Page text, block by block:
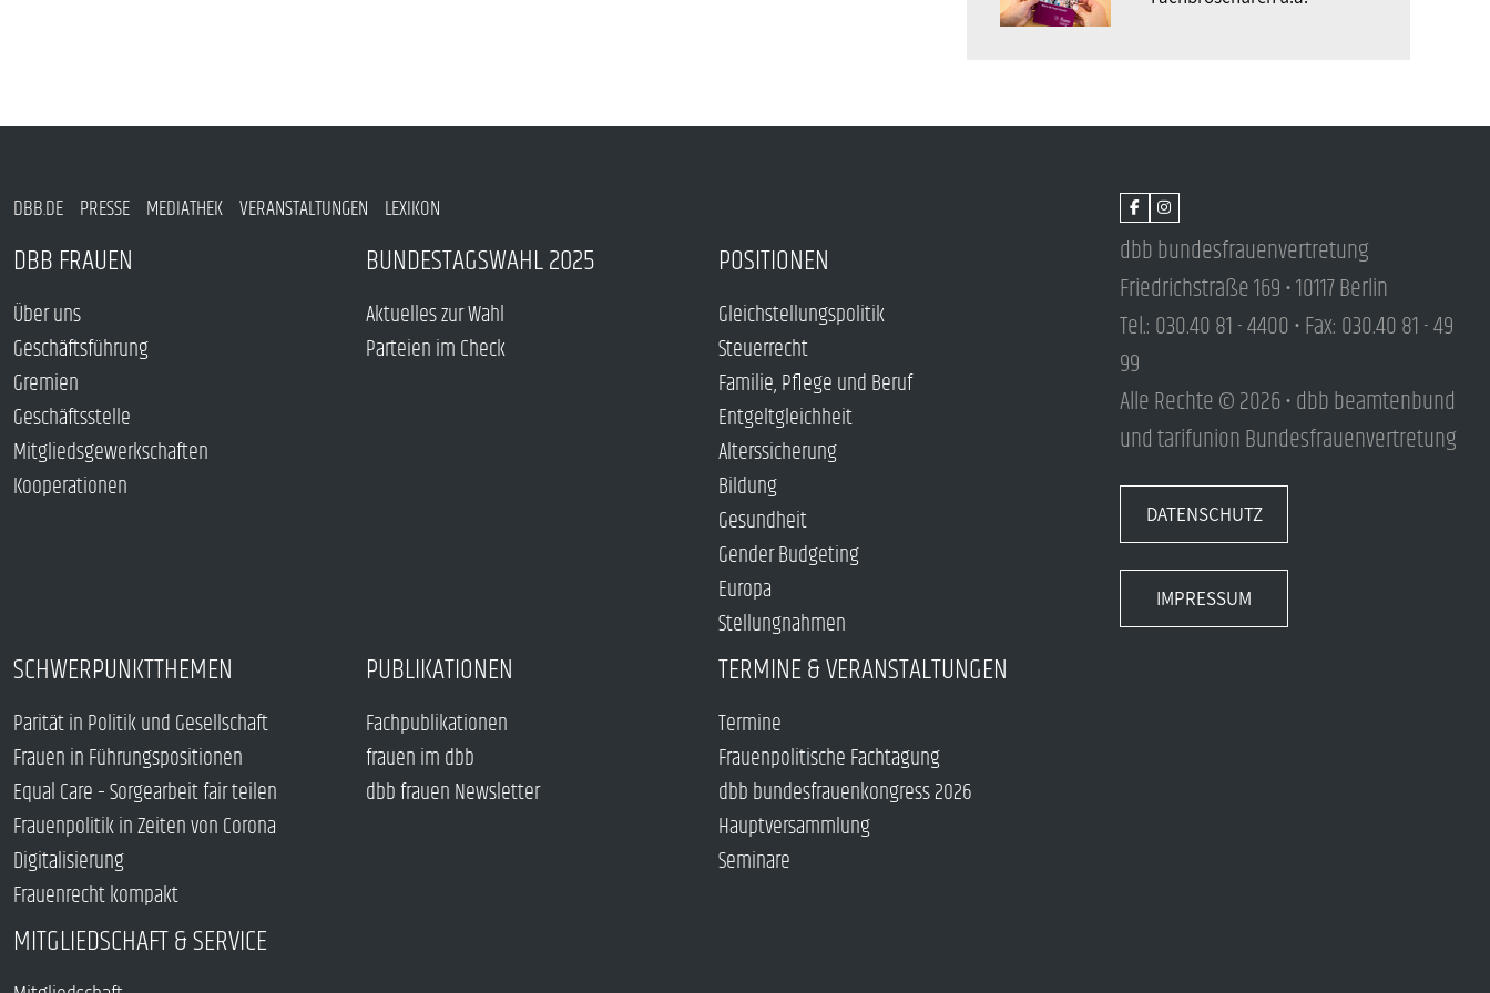
DBB.DE PRESSE MEDIATHEK VERANSTALTUNGEN LEXIKON
DBB FRAUEN
Über uns
Geschäftsführung
Gremien
Geschäftsstelle
Mitgliedsgewerkschaften
Kooperationen
BUNDESTAGSWAHL 2025
Aktuelles zur Wahl
Parteien im Check
POSITIONEN
Gleichstellungspolitik
Steuerrecht
Familie, Pflege und Beruf
Entgeltgleichheit
Alterssicherung
Bildung
Gesundheit
Gender Budgeting
Europa
Stellungnahmen
SCHWERPUNKTTHEMEN
Parität in Politik und Gesellschaft
Frauen in Führungspositionen
Equal Care – Sorgearbeit fair teilen
Frauenpolitik in Zeiten von Corona
Digitalisierung
Frauenrecht kompakt
PUBLIKATIONEN
Fachpublikationen
frauen im dbb
dbb frauen Newsletter
TERMINE & VERANSTALTUNGEN
Termine
Frauenpolitische Fachtagung
dbb bundesfrauenkongress 2026
Hauptversammlung
Seminare
MITGLIEDSCHAFT & SERVICE
dbb bundesfrauenvertretung
Friedrichstraße 169 • 10117 Berlin
Tel.: 030.40 81 - 4400 • Fax: 030.40 81 - 49
99
Alle Rechte © 2026 • dbb beamtenbund
und tarifunion Bundesfrauenvertretung
DATENSCHUTZ
IMPRESSUM